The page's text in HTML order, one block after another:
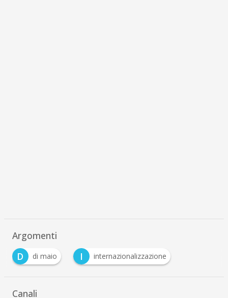
Argomenti
D
di maio I internazionalizzazione
Canali